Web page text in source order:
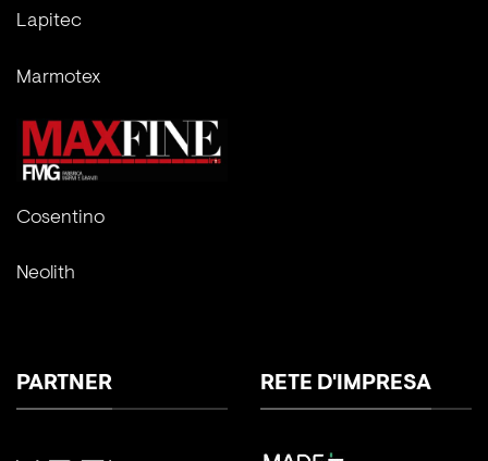
Lapitec
Marmotex
Cosentino
Neolith
PARTNER RETE D'IMPRESA